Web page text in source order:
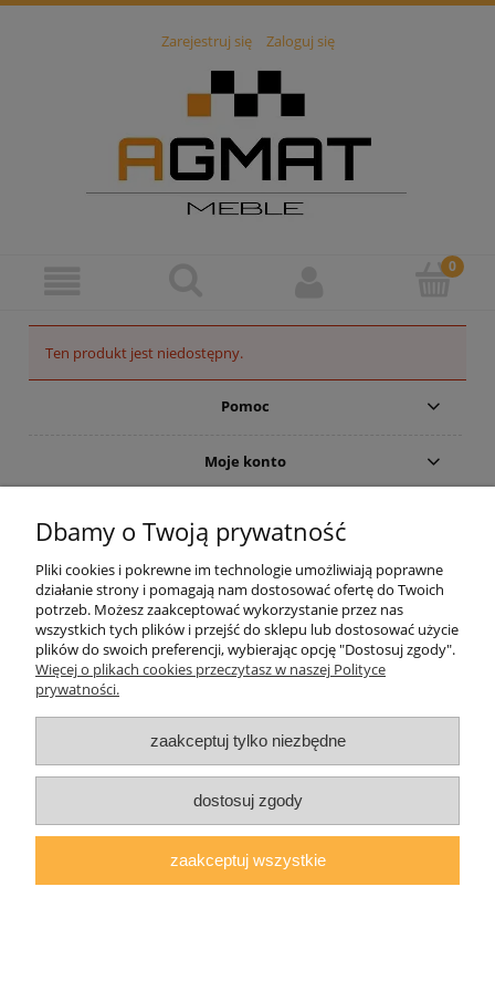
Zarejestruj się Zaloguj się
Ten produkt jest niedostępny.
Pomoc
Moje konto
O nas
AGMAT MEBLE Mateusz Kuźmicz| ul.Zacisze 1a/3, 63-600 Kępno,
woj. wielkopolskie | E-mail:
NIP: 6192047330 REGON: 381733300
pokaż pełną wersję strony
Sklep internetowy Shoper.pl
Dbamy o Twoją prywatność
Pliki cookies i pokrewne im technologie umożliwiają poprawne
działanie strony i pomagają nam dostosować ofertę do Twoich
potrzeb. Możesz zaakceptować wykorzystanie przez nas
wszystkich tych plików i przejść do sklepu lub dostosować użycie
plików do swoich preferencji, wybierając opcję "Dostosuj zgody".
Więcej o plikach cookies przeczytasz w naszej Polityce
prywatności.
zaakceptuj tylko niezbędne
dostosuj zgody
zaakceptuj wszystkie